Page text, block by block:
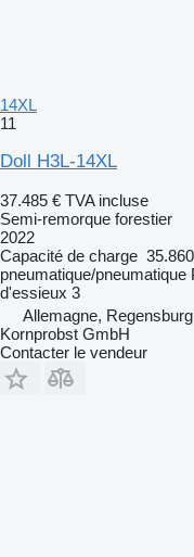
14XL
11
Doll H3L-14XL
37.485 € TVA incluse
Semi-remorque forestier
2022
Capacité de charge
pneumatique/pneumatique
d'essieux 3
Allemagne, Regensburg
Kornprobst GmbH
Contacter le vendeur